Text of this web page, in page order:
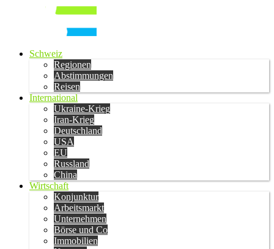
Schweiz
Regionen
Abstimmungen
Reisen
International
Ukraine-Krieg
Iran-Krieg
Deutschland
USA
EU
Russland
China
Wirtschaft
Konjunktur
Arbeitsmarkt
Unternehmen
Börse und Co
Immobilien